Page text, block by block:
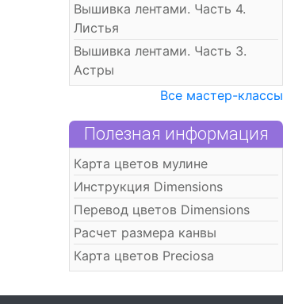
Вышивка лентами. Часть 4.
Листья
Вышивка лентами. Часть 3.
Астры
Все мастер-классы
Полезная информация
Карта цветов мулине
Инструкция Dimensions
Перевод цветов Dimensions
Расчет размера канвы
Карта цветов Preciosa